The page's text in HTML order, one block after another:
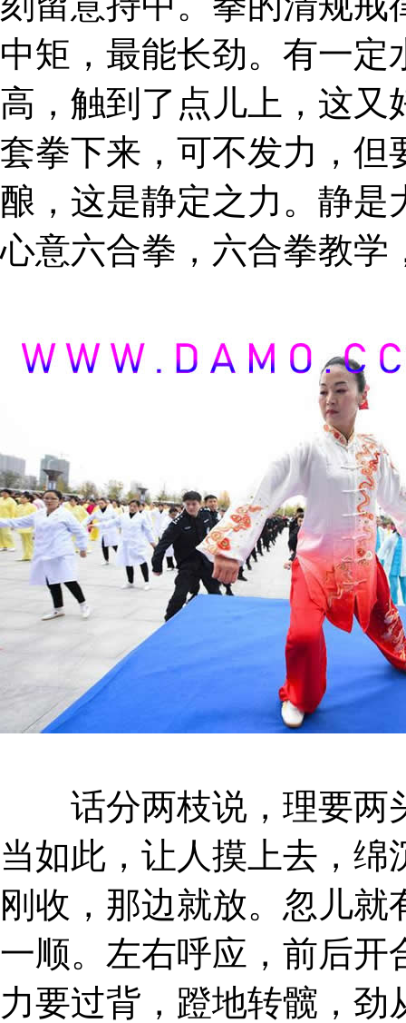
中矩，最能长劲。有一
高，触到了点儿上，这又
套拳下来，可不发力，但
酿，这是静定之力。静是
心意六合拳，六合拳教学
话分两枝说，理要两
当如此，让人摸上去，
刚收，那边就放。忽儿
一顺。左右呼应，前后开
力要过背，蹬地转髋，